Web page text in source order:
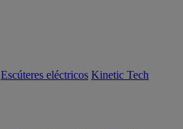
Escúteres eléctricos Kinetic Tech